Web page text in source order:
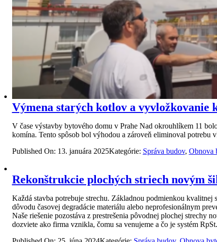
Výmena starých kotlov a vyvložkovanie
V čase výstavby bytového domu v Prahe Nad okrouhlíkem 11
komína. Tento spôsob bol výhodou a zároveň eliminoval potrebu
Published On: 13. januára 2025Kategórie: Správa budov, Obnova
Rekonštrukcie plochých striech novým
Každá stavba potrebuje strechu. Základnou podmienkou
dôvodu časovej degradácie materiálu alebo neprofesionálnym
Naše riešenie pozostáva z prestrešenia pôvodnej plochej strechy
dozviete ako firma vznikla, čomu sa venujeme a čo je systém RpSt.